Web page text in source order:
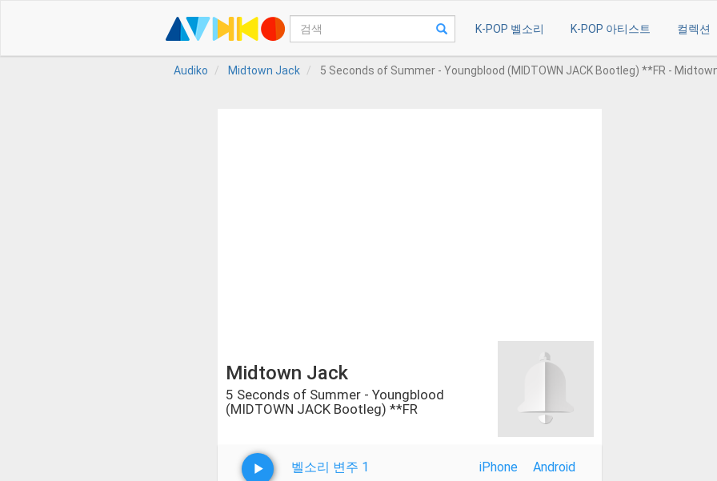
K-POP 벨소리 K-POP 아티스트 컬렉션
Audiko Midtown Jack 5 Seconds of Summer - Youngblood (MIDTOWN JACK Bootleg) **FR -
Midtown Jack
5 Seconds of Summer - Youngblood
(MIDTOWN JACK Bootleg) **FR
벨소리 변주 1 iPhone Android